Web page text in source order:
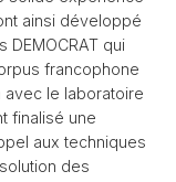
ainsi développé
DEMOCRAT qui
francophone
avec le laboratoire
finalisé une
aux techniques
des